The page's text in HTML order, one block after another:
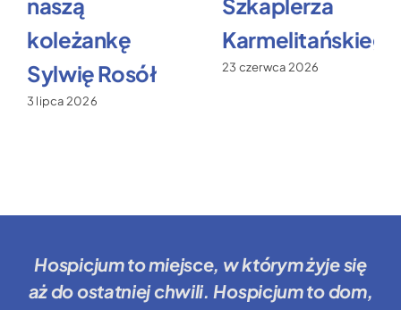
naszą
koleżankę
Sylwię Rosół
3 lipca 2026
Szkaplerza
Karmelitańskiego
23 czerwca 2026
Hospicjum to miejsce, w którym żyje się
aż do ostatniej chwili. Hospicjum to dom,